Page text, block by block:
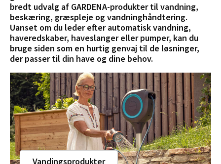
bredt udvalg af GARDENA-produkter til vandning,
beskæring, græspleje og vandninghåndtering.
Uanset om du leder efter automatisk vandning,
haveredskaber, haveslanger eller pumper, kan du
bruge siden som en hurtig genvaj til de løsninger,
der passer til din have og dine behov.
Vandingsprodukter